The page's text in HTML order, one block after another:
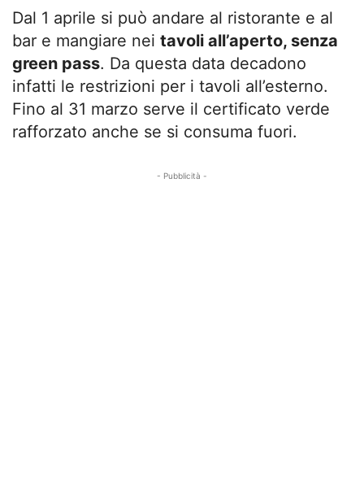
Dal 1 aprile si può andare al ristorante e al
bar e mangiare nei tavoli all’aperto, senza
green pass. Da questa data decadono
infatti le restrizioni per i tavoli all’esterno.
Fino al 31 marzo serve il certificato verde
rafforzato anche se si consuma fuori.
- Pubblicità -